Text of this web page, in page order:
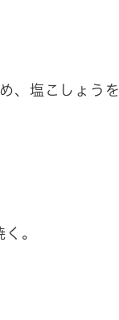
、塩こしょうを
。